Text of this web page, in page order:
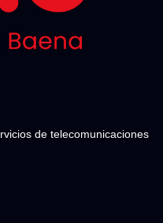
de telecomunicaciones